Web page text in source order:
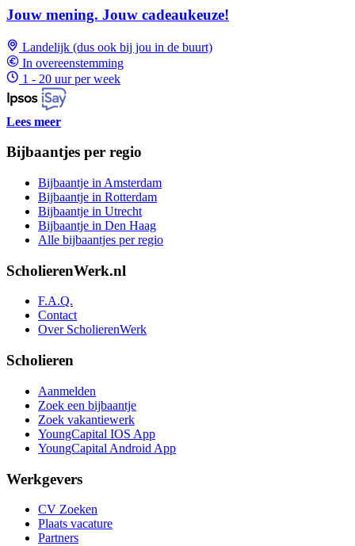
Jouw mening. Jouw cadeaukeuze!
Landelijk (dus ook bij jou in de buurt)
In overeenstemming
1 - 20 uur per week
Lees meer
Bijbaantjes per regio
Bijbaantje in Amsterdam
Bijbaantje in Rotterdam
Bijbaantje in Utrecht
Bijbaantje in Den Haag
Alle bijbaantjes per regio
ScholierenWerk.nl
F.A.Q.
Contact
Over ScholierenWerk
Scholieren
Aanmelden
Zoek een bijbaantje
Zoek vakantiewerk
YoungCapital IOS App
YoungCapital Android App
Werkgevers
CV Zoeken
Plaats vacature
Partners